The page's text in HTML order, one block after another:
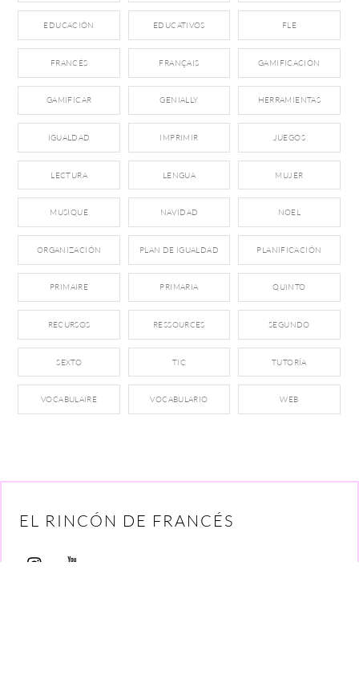
EDUCACIÓN EDUCATIVOS FLE
FRANCÉS FRANÇAIS GAMIFICACIÓN
GAMIFICAR GENIALLY HERRAMIENTAS
IGUALDAD IMPRIMIR JUEGOS
LECTURA LENGUA MUJER
MUSIQUE NAVIDAD NOEL
ORGANIZACIÓN PLAN DE IGUALDAD PLANIFICACIÓN
PRIMAIRE PRIMARIA QUINTO
RECURSOS RESSOURCES SEGUNDO
SEXTO TIC TUTORÍA
VOCABULAIRE VOCABULARIO WEB
EL RINCÓN DE FRANCÉS